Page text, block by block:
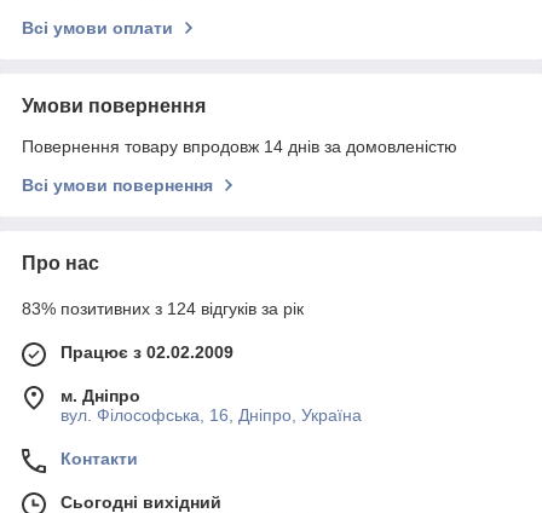
Всі умови оплати
Умови повернення
Повернення товару впродовж 14 днів за домовленістю
Всі умови повернення
Про нас
83% позитивних з 124 відгуків за рік
Працює з 02.02.2009
м. Дніпро
вул. Філософська, 16, Дніпро, Україна
Контакти
Сьогодні вихідний